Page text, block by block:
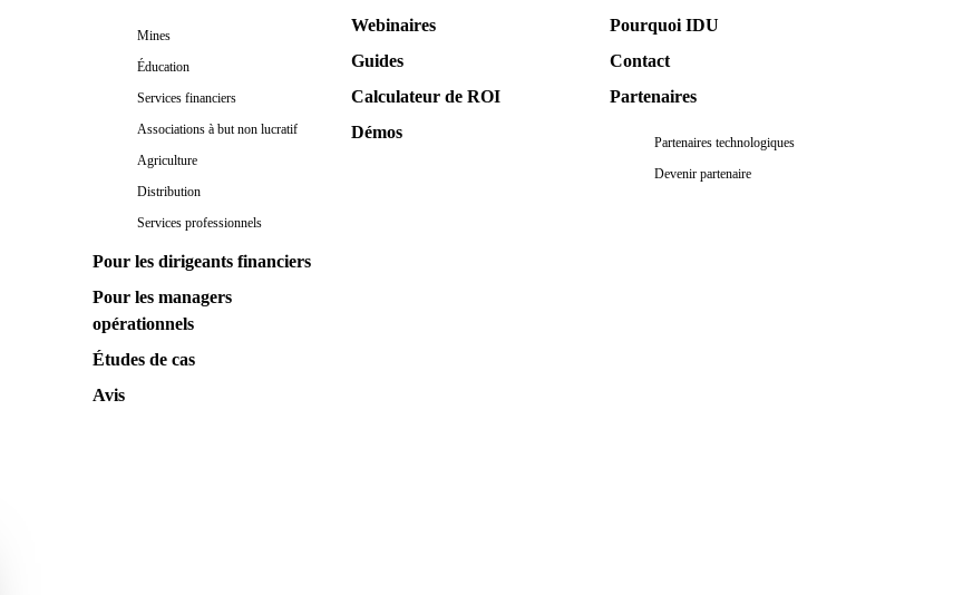
Mines
Éducation
Services financiers
Associations à but non lucratif
Agriculture
Distribution
Services professionnels
Pour les dirigeants financiers
Pour les managers
opérationnels
Études de cas
Avis
Webinaires
Guides
Calculateur de ROI
Démos
Pourquoi IDU
Contact
Partenaires
Partenaires technologiques
Devenir partenaire